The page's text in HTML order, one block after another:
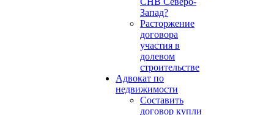
Запад?
Расторжение
договора
участия в
долевом
строительстве
Адвокат по
недвижимости
Составить
договор купли